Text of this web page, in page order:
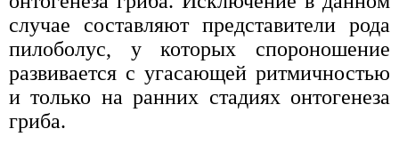
случае составляют представители рода
пилоболус, у которых спороношение
развивается с угасающей ритмичностью
и только на ранних стадиях онтогенеза
гриба.